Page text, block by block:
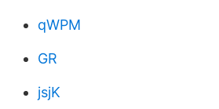
qWPM
GR
jsjK